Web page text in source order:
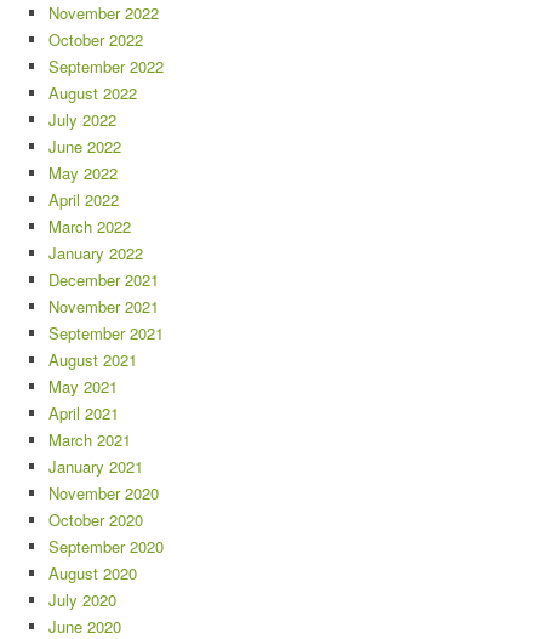
November 2022
October 2022
September 2022
August 2022
July 2022
June 2022
May 2022
April 2022
March 2022
January 2022
December 2021
November 2021
September 2021
August 2021
May 2021
April 2021
March 2021
January 2021
November 2020
October 2020
September 2020
August 2020
July 2020
June 2020